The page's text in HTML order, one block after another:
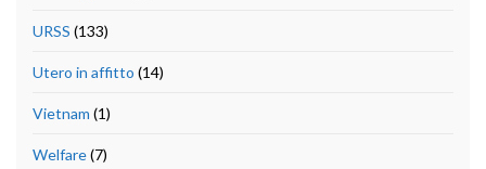
URSS (133)
Utero in affitto (14)
Vietnam (1)
Welfare(7)